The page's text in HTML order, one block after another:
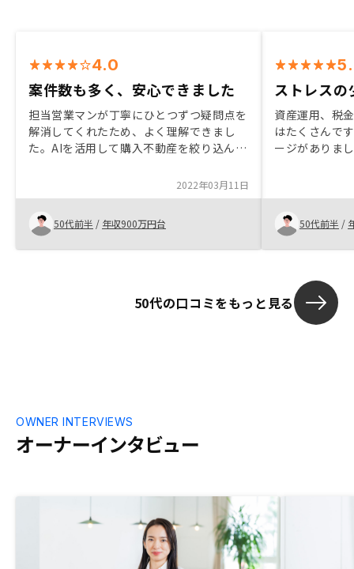
4.0
案件数も多く、安心できました
担当営業マンが丁寧にひとつずつ疑問点を
解消してくれたため、よく理解できまし
た。AIを活用して購入不動産を絞り込んで
メンテナンスについても充実していると説
明を受けました。購入した後の流れについ
てももう少ししっかり説明いただければよ
くなると感じました。
2022年03月11日
50代前半 / 年収900万円台
ストレスの
資産運用、税
はたくさんで
ージがありま
年後だと思い
そうです。
50代前半 /
50代の口コミをもっと見る
オーナーインタビュー
OWNER INTERVIEWS